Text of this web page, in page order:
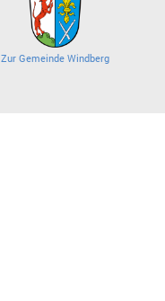
Zur Gemeinde Windberg